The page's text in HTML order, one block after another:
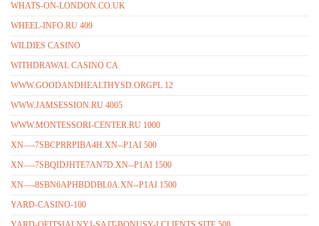
WHATS-ON-LONDON.CO.UK
WHEEL-INFO.RU 409
WILDIES CASINO
WITHDRAWAL CASINO CA
WWW.GOODANDHEALTHYSD.ORGPL 12
WWW.JAMSESSION.RU 4005
WWW.MONTESSORI-CENTER.RU 1000
XN—-7SBCPRRPIBA4H.XN--P1AI 500
XN—-7SBQIDJHTE7AN7D.XN--P1AI 1500
XN—-8SBN6APHBDDBL0A.XN--P1AI 1500
YARD-CASINO-100